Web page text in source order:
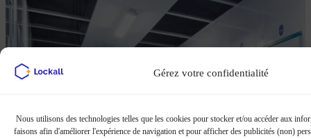
Gérez votre confidentialité
Nous utilisons des technologies telles que les cookies pour stocker et/ou accéder aux
faisons afin d'améliorer l'expérience de navigation et pour afficher des publicités (non)